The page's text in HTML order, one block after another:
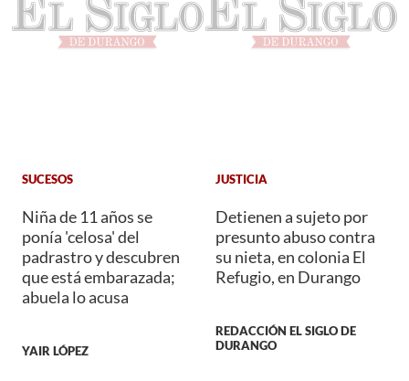
SUCESOS
Niña de 11 años se
ponía 'celosa' del
padrastro y descubren
que está embarazada;
abuela lo acusa
YAIR LÓPEZ
JUSTICIA
Detienen a sujeto por
presunto abuso contra
su nieta, en colonia El
Refugio, en Durango
REDACCIÓN EL SIGLO DE
DURANGO